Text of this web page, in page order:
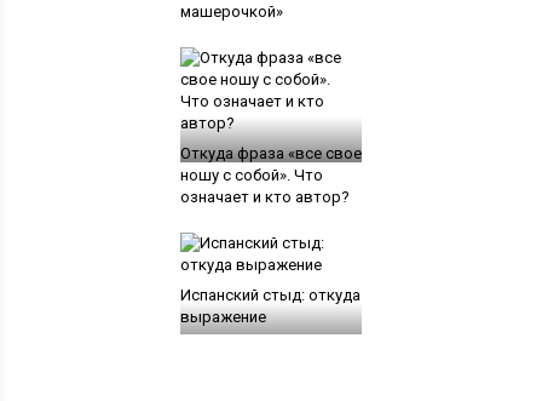
машерочкой»
Откуда фраза «все свое
ношу с собой». Что
означает и кто автор?
Испанский стыд: откуда
выражение